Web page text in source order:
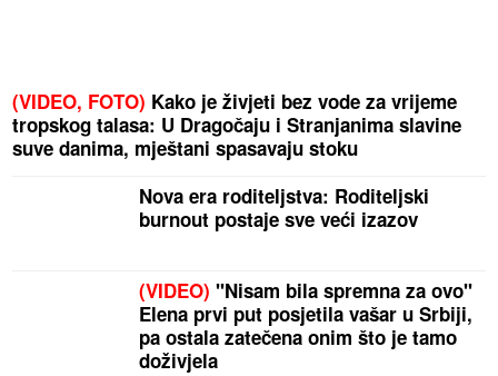
(VIDEO, FOTO) Kako je živjeti bez vode za vrijeme
tropskog talasa: U Dragočaju i Stranjanima slavine
suve danima, mještani spasavaju stoku
Nova era roditeljstva: Roditeljski
burnout postaje sve veći izazov
(VIDEO) "Nisam bila spremna za ovo"
Elena prvi put posjetila vašar u Srbiji,
pa ostala zatečena onim što je tamo
doživjela